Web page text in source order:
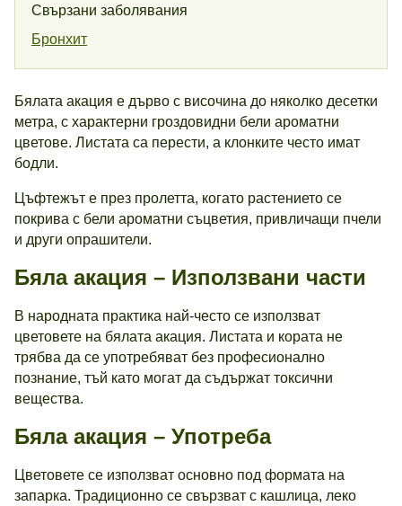
Свързани заболявания
Бронхит
Бялата акация е дърво с височина до няколко десетки
метра, с характерни гроздовидни бели ароматни
цветове. Листата са перести, а клонките често имат
бодли.
Цъфтежът е през пролетта, когато растението се
покрива с бели ароматни съцветия, привличащи пчели
и други опрашители.
Бяла акация – Използвани части
В народната практика най-често се използват
цветовете на бялата акация. Листата и кората не
трябва да се употребяват без професионално
познание, тъй като могат да съдържат токсични
вещества.
Бяла акация – Употреба
Цветовете се използват основно под формата на
запарка. Традиционно се свързват с кашлица, леко